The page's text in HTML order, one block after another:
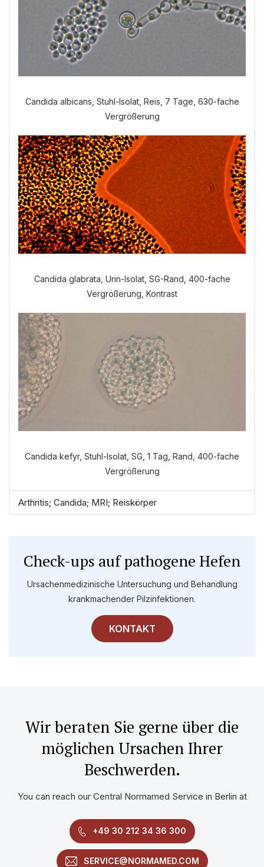
Candida albicans, Stuhl-Isolat, Reis, 7 Tage, 630-fache
Vergrößerung
Candida glabrata, Urin-Isolat, SG-Rand, 400-fache
Vergrößerung, Kontrast
Candida kefyr, Stuhl-Isolat, SG, 1 Tag, Rand, 400-fache
Vergrößerung
Arthritis; Candida; MRI; Reiskörper
Check-ups auf pathogene Hefen
Ursachenmedizinische Untersuchung und Behandlung
krankmachender Pilzinfektionen.
KONTAKT
Welche Anamnese möchten Sie
durchführen?
VERDAUUNGSANAMNESE
NORMALE ANAMNESE
Wir beraten Sie gerne über die
möglichen Ursachen Ihrer
Beschwerden.
You can reach our Central Normamed Service in Berlin at
+49 30 212 34 36 300
SERVICE@NORMAMED.COM